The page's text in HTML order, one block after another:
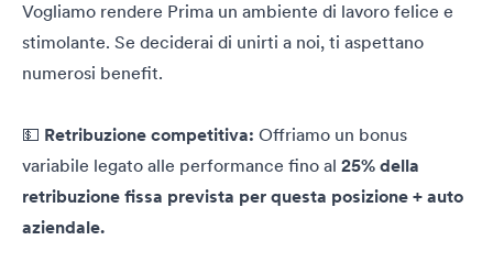
Vogliamo rendere Prima un ambiente di lavoro felice e
stimolante. Se deciderai di unirti a noi, ti aspettano
numerosi benefit.
💵 Retribuzione competitiva: Offriamo un bonus
variabile legato alle performance fino al 25% della
retribuzione fissa prevista per questa posizione + auto
aziendale.